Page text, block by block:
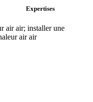
Expertises
air air; installer une
air air